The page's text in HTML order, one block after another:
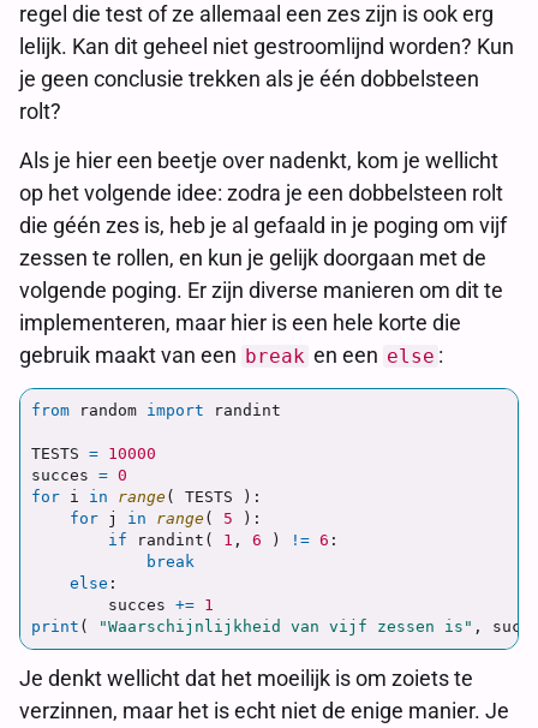
regel die test of ze allemaal een zes zijn is ook erg
lelijk. Kan dit geheel niet gestroomlijnd worden? Kun
je geen conclusie trekken als je één dobbelsteen
rolt?
Als je hier een beetje over nadenkt, kom je wellicht
op het volgende idee: zodra je een dobbelsteen rolt
die géén zes is, heb je al gefaald in je poging om vijf
zessen te rollen, en kun je gelijk doorgaan met de
volgende poging. Er zijn diverse manieren om dit te
implementeren, maar hier is een hele korte die
gebruik maakt van een break en een else :
from random import randint
TESTS = 10000
succes = 0
for i in range( TESTS
):
for j in range( 5
):
if
randint ( 1 , 6 ) != 6 :
break
else :
succes += 1
print ( "Waarschijnlijkheid van vijf zessen is " ,
Je denkt wellicht dat het moeilijk is om zoiets te
verzinnen, maar het is echt niet de enige manier. Je